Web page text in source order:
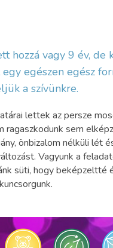
hozzá vagy 9 év,
egészen egész
a szívünkre.
lettek az persze
ragaszkodunk sem
önbizalom nélküli lét
Vagyunk a
süti, hogy beképzeltté